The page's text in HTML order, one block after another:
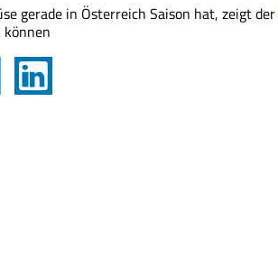
gerade in Österreich Saison hat, zeigt der